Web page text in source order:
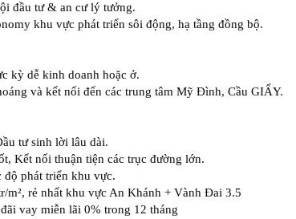
đầu tư & an cư lý tưởng.
khu vực phát triển sôi động, hạ tầng đồng bộ.
kỳ dễ kinh doanh hoặc ở.
và kết nối đến các trung tâm Mỹ Đình, Cầu GIẤY.
tư sinh lời lâu dài.
Kết nối thuận tiện các trục đường lớn.
độ phát triển khu vực.
m², rẻ nhất khu vực An Khánh + Vành Đai 3.5
vay miễn lãi 0% trong 12 tháng